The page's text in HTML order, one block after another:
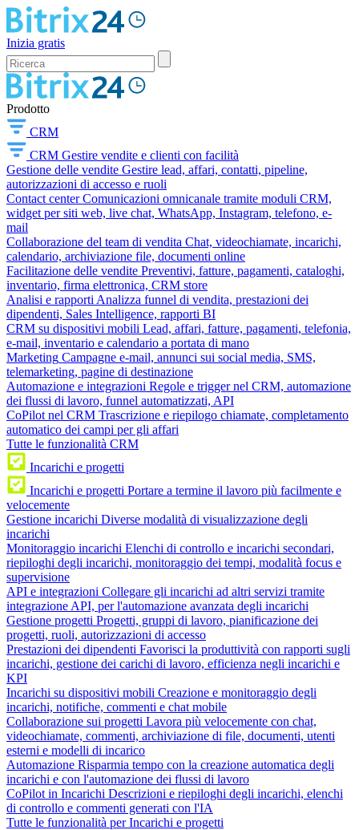
Inizia gratis
Prodotto
CRM
CRM Gestire vendite e clienti con facilità
Gestione delle vendite Gestire lead, affari, contatti, pipeline,
autorizzazioni di accesso e ruoli
Contact center Comunicazioni omnicanale tramite moduli CRM,
widget per siti web, live chat, WhatsApp, Instagram, telefono, e-
mail
Collaborazione del team di vendita Chat, videochiamate, incarichi,
calendario, archiviazione file, documenti online
Facilitazione delle vendite Preventivi, fatture, pagamenti, cataloghi,
inventario, firma elettronica, CRM store
Analisi e rapporti Analizza funnel di vendita, prestazioni dei
dipendenti, Sales Intelligence, rapporti BI
CRM su dispositivi mobili Lead, affari, fatture, pagamenti, telefonia,
e-mail, inventario e calendario a portata di mano
Marketing Campagne e-mail, annunci sui social media, SMS,
telemarketing, pagine di destinazione
Automazione e integrazioni Regole e trigger nel CRM, automazione
dei flussi di lavoro, funnel automatizzati, API
CoPilot nel CRM Trascrizione e riepilogo chiamate, completamento
automatico dei campi per gli affari
Tutte le funzionalità CRM
Incarichi e progetti
Incarichi e progetti Portare a termine il lavoro più facilmente e
velocemente
Gestione incarichi Diverse modalità di visualizzazione degli
incarichi
Monitoraggio incarichi Elenchi di controllo e incarichi secondari,
riepiloghi degli incarichi, monitoraggio dei tempi, modalità focus e
supervisione
API e integrazioni Collegare gli incarichi ad altri servizi tramite
integrazione API, per l'automazione avanzata degli incarichi
Gestione progetti Progetti, gruppi di lavoro, pianificazione dei
progetti, ruoli, autorizzazioni di accesso
Prestazioni dei dipendenti Favorisci la produttività con rapporti sugli
incarichi, gestione dei carichi di lavoro, efficienza negli incarichi e
KPI
Incarichi su dispositivi mobili Creazione e monitoraggio degli
incarichi, notifiche, commenti e chat mobile
Collaborazione sui progetti Lavora più velocemente con chat,
videochiamate, commenti, archiviazione di file, documenti, utenti
esterni e modelli di incarico
Automazione Risparmia tempo con la creazione automatica degli
incarichi e con l'automazione dei flussi di lavoro
CoPilot in Incarichi Descrizioni e riepiloghi degli incarichi, elenchi
di controllo e commenti generati con l'IA
Tutte le funzionalità per Incarichi e progetti